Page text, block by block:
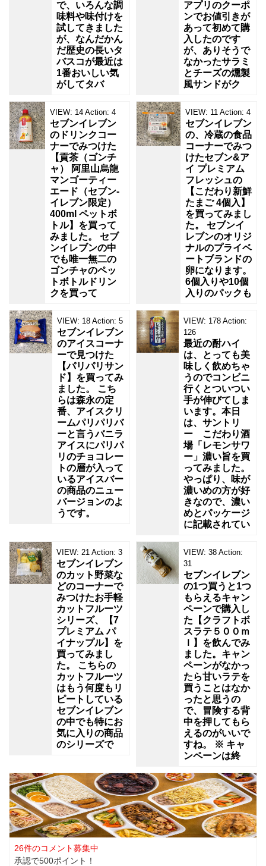
で、いろんな調
味料や味付けを
試してきました
が、なんだかん
だ歴史の長いタ
バスコが最近は
1番おいしい気
がしてタバ
アプリのクーポ
ンでお値引きが
あって初めて購
入したのです
が、ありそうで
なかったサラミ
とチーズの燻製
風サンドがク
VIEW: 14 Action: 4
セブンイレブン
のドリンクコー
ナーでみつけた
【貢茶（ゴンチ
ャ） 阿里山烏龍
マンゴーティー
エード（セブン‐
イレブン限定）
400ml ペットボ
トル】を買って
みました。 セブ
ンイレブンの中
でも唯一無二の
ゴンチャのペッ
トボトルドリン
クを買って
VIEW: 11 Action: 4
セブンイレブン
の、冷蔵の食品
コーナーでみつ
けたセブン&ア
イ プレミアム
フレッシュの
【こだわり新鮮
たまご 4個入】
を買ってみまし
た。 セブンイ
レブンのオリジ
ナルのプライベ
ートブランドの
卵になります。
6個入りや10個
入りのパックも
VIEW: 18 Action: 5
セブンイレブン
のアイスコーナ
ーで見つけた
【パリパリサン
ド】を買ってみ
ました。 こち
らは森永の定
番、アイスクリ
ームパリパリバ
ーと言うバニラ
アイスにパリパ
リのチョコレー
トの層が入って
いるアイスバー
の商品のニュー
バージョンのよ
うです。
VIEW: 178 Action:
126
最近の酎ハイ
は、とっても美
味しく飲めちゃ
うのでコンビニ
行くとついつい
手が伸びてしま
います。本日
は、サントリ
ー こだわり酒
場「レモンサワ
ー」濃い旨を買
ってみました。
やっぱり、味が
濃いめの方が好
きなので、濃い
めとパッケージ
に記載されてい
VIEW: 21 Action: 3
セブンイレブン
のカット野菜な
どのコーナーで
みつけたお手軽
カットフルーツ
シリーズ、【7
プレミアム パ
イナップル】を
買ってみまし
た。 こちらの
カットフルーツ
はもう何度もリ
ピートしている
セブンイレブン
の中でも特にお
気に入りの商品
のシリーズで
VIEW: 38 Action:
31
セブンイレブン
の1つ買うと1つ
もらえるキャン
ペーンで購入し
た【クラフトボ
スラテ５００ｍ
ｌ】を飲んでみ
ました。キャン
ペーンがなかっ
たら甘いラテを
買うことはなか
ったと思うの
で、冒険する背
中を押してもら
えるのがいいで
すね。 ※ キャ
ンペーンは終
26件のコメント募集中
承認で500ポイント！